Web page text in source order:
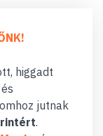
higgadt
jutnak
.